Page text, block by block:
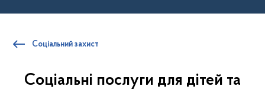
Соціальний захист
Соціальні послуги для дітей та